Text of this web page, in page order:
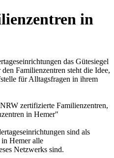
in
das Gütesiegel
Familienzentren steht die Idee,
für Alltagsfragen in ihrem
zertifizierte Familienzentren,
in Hemer"
sind als
in Hemer alle
Netzwerks sind.